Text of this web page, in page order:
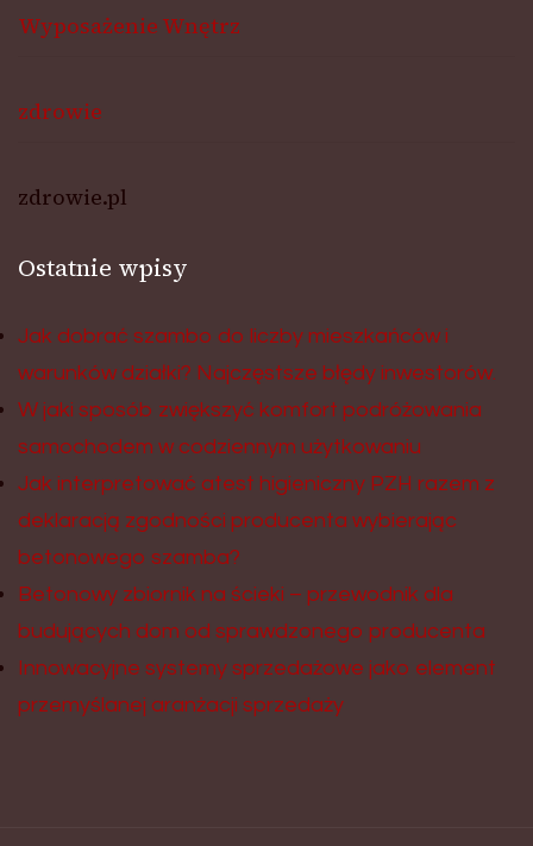
Wyposażenie Wnętrz
zdrowie
zdrowie.pl
Ostatnie wpisy
Jak dobrać szambo do liczby mieszkańców i
warunków działki? Najczęstsze błędy inwestorów.
W jaki sposób zwiększyć komfort podróżowania
samochodem w codziennym użytkowaniu
Jak interpretować atest higieniczny PZH razem z
deklaracją zgodności producenta wybierając
betonowego szamba?
Betonowy zbiornik na ścieki – przewodnik dla
budujących dom od sprawdzonego producenta
Innowacyjne systemy sprzedażowe jako element
przemyślanej aranżacji sprzedaży